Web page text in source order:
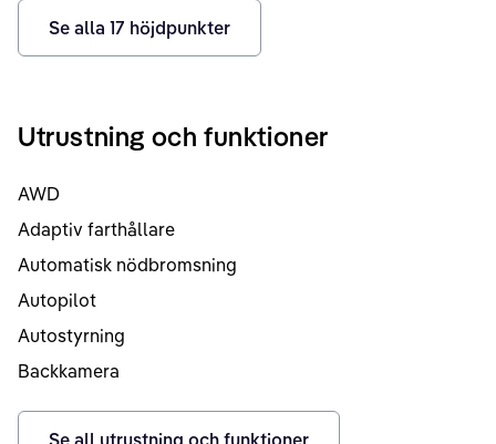
Se alla 17 höjdpunkter
Utrustning och funktioner
AWD
Adaptiv farthållare
Automatisk nödbromsning
Autopilot
Autostyrning
Backkamera